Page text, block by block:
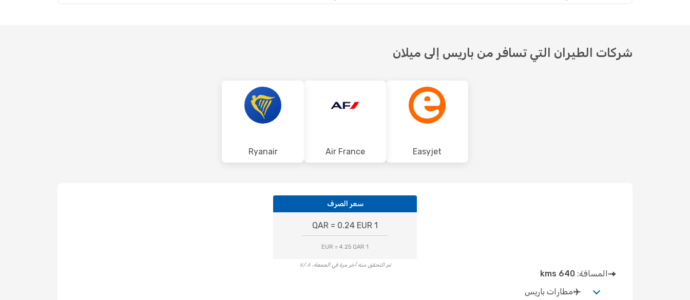
شركات الطيران التي تسافر من باريس إلى ميلان
Easyjet
Air France
Ryanair
سعر الصرف
1 QAR = 0.24 EUR
1 EUR = 4.25 QAR
تم التحقق منه آخر مرة في الجمعة، ٧/٠٨
المسافة: 640 kms
مطارات باريس